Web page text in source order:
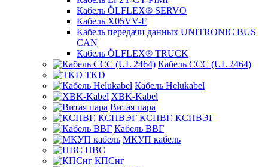
Кабель ÖLFLEX® SERVO
Кабель X05VV-F
Кабель передачи данных UNITRONIC BUS
CAN
Кабель ÖLFLEX® TRUCK
Кабель CCC (UL 2464)
TKD
Кабель Helukabel
XBK-Kabel
Витая пара
КСПВГ, КСПВЭГ
Кабель ВВГ
МКУП кабель
ПВС
КПСнг